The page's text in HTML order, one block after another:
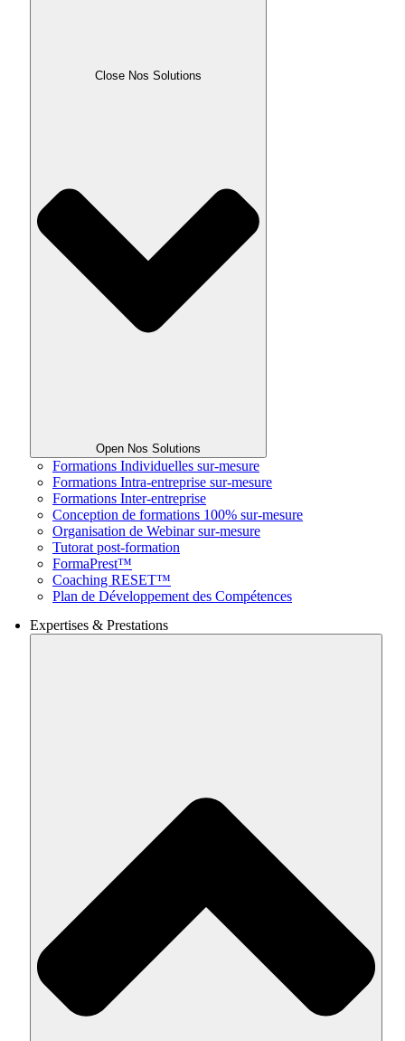
Close Nos Solutions
Open Nos Solutions
Formations Individuelles sur-mesure
Formations Intra-entreprise sur-mesure
Formations Inter-entreprise
Conception de formations 100% sur-mesure
Organisation de Webinar sur-mesure
Tutorat post-formation
FormaPrest™
Coaching RESET™
Plan de Développement des Compétences
Expertises & Prestations